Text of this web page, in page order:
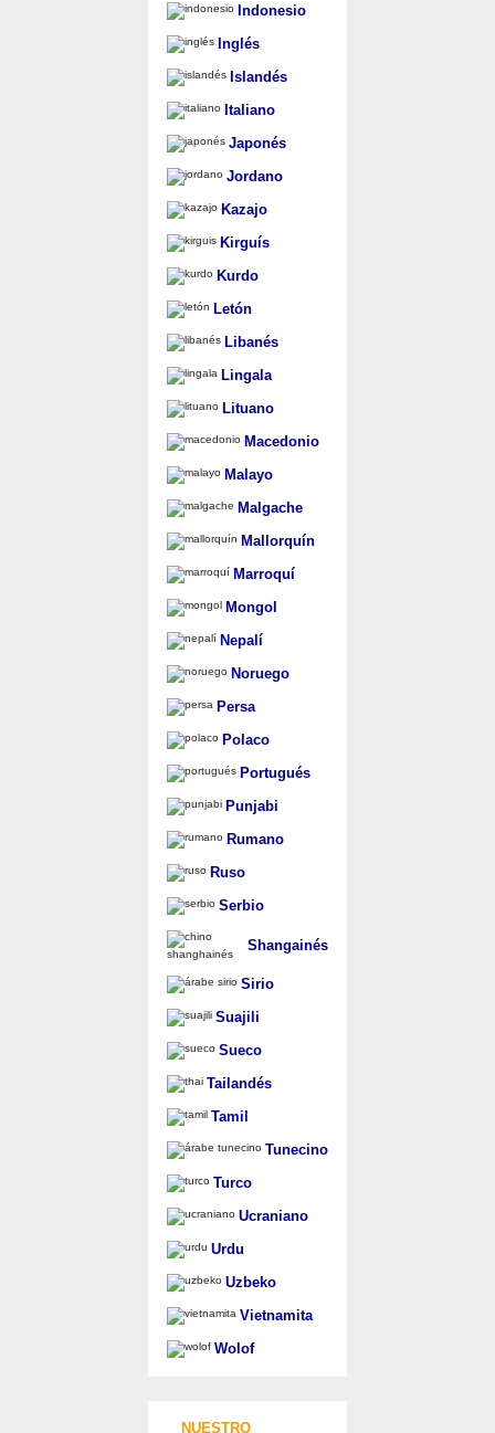
Indonesio
Inglés
Islandés
Italiano
Japonés
Jordano
Kazajo
Kirguís
Kurdo
Letón
Libanés
Lingala
Lituano
Macedonio
Malayo
Malgache
Mallorquín
Marroquí
Mongol
Nepalí
Noruego
Persa
Polaco
Portugués
Punjabi
Rumano
Ruso
Serbio
Shangainés
Sirio
Suajili
Sueco
Tailandés
Tamil
Tunecino
Turco
Ucraniano
Urdu
Uzbeko
Vietnamita
Wolof
NUESTRO